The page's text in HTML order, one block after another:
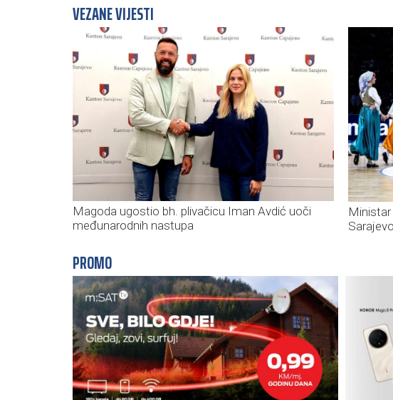
VEZANE VIJESTI
Magoda ugostio bh. plivačicu Iman Avdić uoči
međunarodnih nastupa
Sarajevo
PROMO